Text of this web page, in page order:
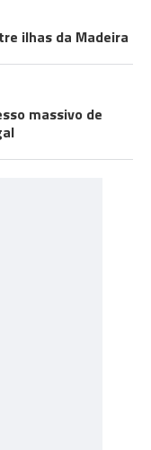
ilhas da Madeira
massivo de